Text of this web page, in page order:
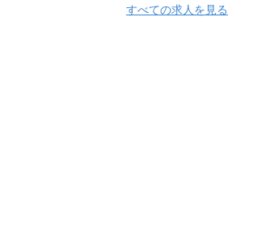
すべての求人を見る